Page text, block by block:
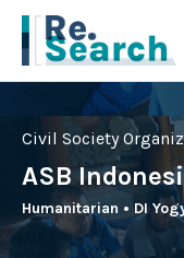
Civil Society
ASB
Humanitarian • DI